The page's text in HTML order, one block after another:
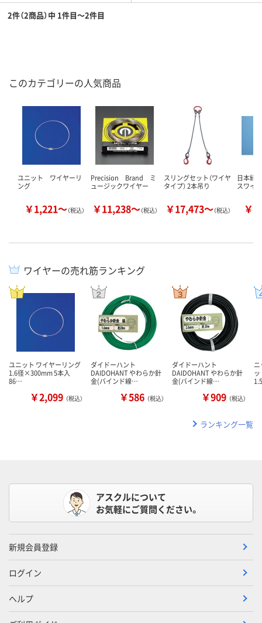
2件（2商品）中 1件目～2件目
このカテゴリーの人気商品
ユニット ワイヤーリ
ング
￥1,221～（税込）
Precision Brand ミ
ュージックワイヤー
￥11,238～（税込）
スリングセット（ワイヤ
タイプ） 2本吊り
￥17,473～（税込）
日本緑
スワイ
￥
ワイヤーの売れ筋ランキング
ユニット ワイヤーリング
1.6径×300mm 5本入
86…
￥2,099 （税込）
ダイドーハント
DAIDOHANT やわらか針
金(バインド線…
￥586 （税込）
ダイドーハント
DAIDOHANT やわらか針
金(バインド線…
￥909 （税込）
ランキング一覧
アスクルについて
お気軽にご質問ください。
新規会員登録
ログイン
ヘルプ